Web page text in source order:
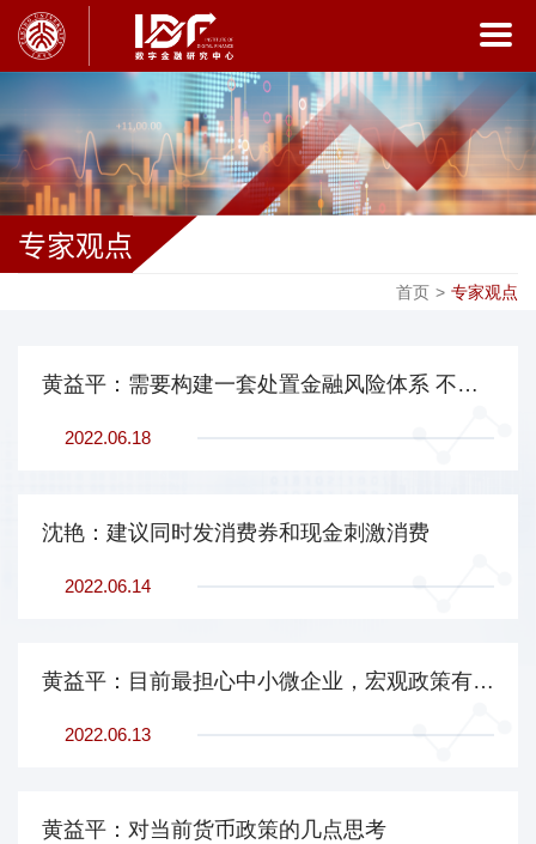
专家观点
首页 > 专家观点
黄益平：需要构建一套处置金融风险体系 不能简单地由政府来兜底
2022.06.18
沈艳：建议同时发消费券和现金刺激消费
2022.06.14
黄益平：目前最担心中小微企业，宏观政策有进一步加大力度的空间
2022.06.13
黄益平：对当前货币政策的几点思考